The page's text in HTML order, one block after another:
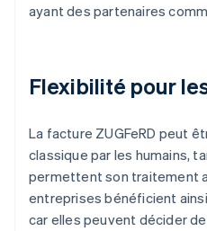
ayant des partenaires
Flexibilité pour
La facture ZUGFeRD peut
classique par les humains,
permettent son traitement
entreprises bénéficient
car elles peuvent décider